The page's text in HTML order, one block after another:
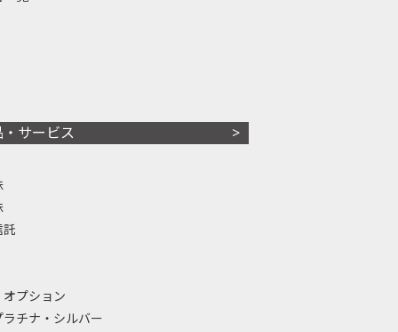
・サービス
託
プション
ラチナ・シルバー